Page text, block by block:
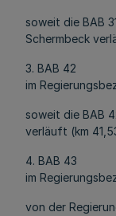
soweit die BAB
Schermbeck
3. BAB 42
im
soweit die BAB
verläuft (km
4. BAB 43
im
von der